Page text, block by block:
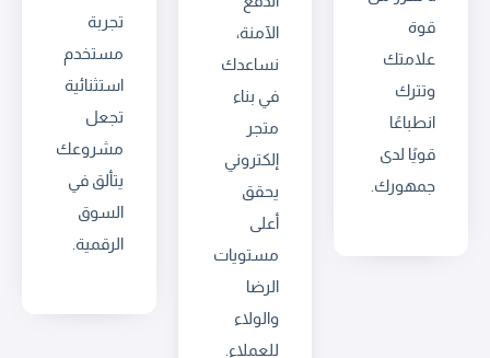
قوة
علامتك
وتترك
انطباعًا
قويًا لدى
جمهورك.
الآمنة،
نساعدك
في بناء
متجر
إلكتروني
يحقق
أعلى
مستويات
الرضا
والولاء
للعملاء.
تجربة
مستخدم
استثنائية
تجعل
مشروعك
يتألق في
السوق
الرقمية.